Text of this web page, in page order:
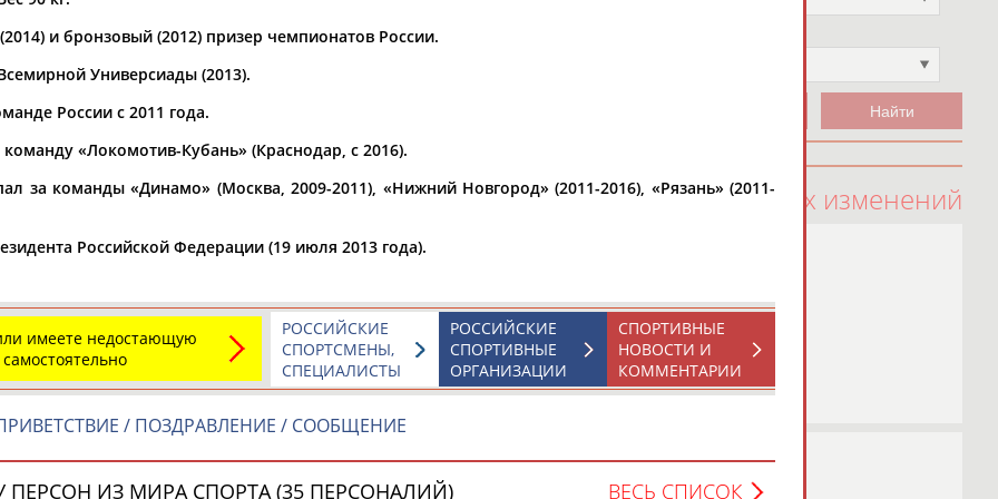
рождения
чч мм
100 последних изменений
и бронзовый (2012) призер чемпионатов России.
Универсиады (2013).
России с 2011 года.
команду «Локомотив-Кубань» (Краснодар, с 2016).
за команды «Динамо» (Москва, 2009-2011), «Нижний Новгород» (2011-2016), «Рязань» (2011-
Российской Федерации (19 июля 2013 года).
имеете недостающую
СПОРТИВНЫЕ
НОВОСТИ И
КОММЕНТАРИИ
РОССИЙСКИЕ
СПОРТИВНЫЕ
ОРГАНИЗАЦИИ
РОССИЙСКИЕ
СПОРТСМЕНЫ,
СПЕЦИАЛИСТЫ
/ ПОЗДРАВЛЕНИЕ / СООБЩЕНИЕ
ПЕРСОН ИЗ МИРА СПОРТА (35 ПЕРСОНАЛИЙ) ВЕСЬ СПИСОК